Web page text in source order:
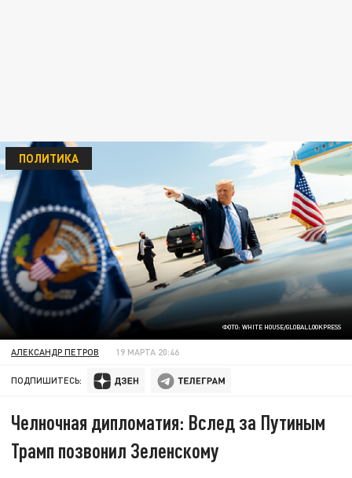
ФОТО: WHITE HOUSE/GLOBALLOOKPRESS
ПОЛИТИКА
АЛЕКСАНДР ПЕТРОВ 19 МАРТА 20:46
ПОДПИШИТЕСЬ:
Челночная дипломатия: Вслед за Путиным
Трамп позвонил Зеленскому